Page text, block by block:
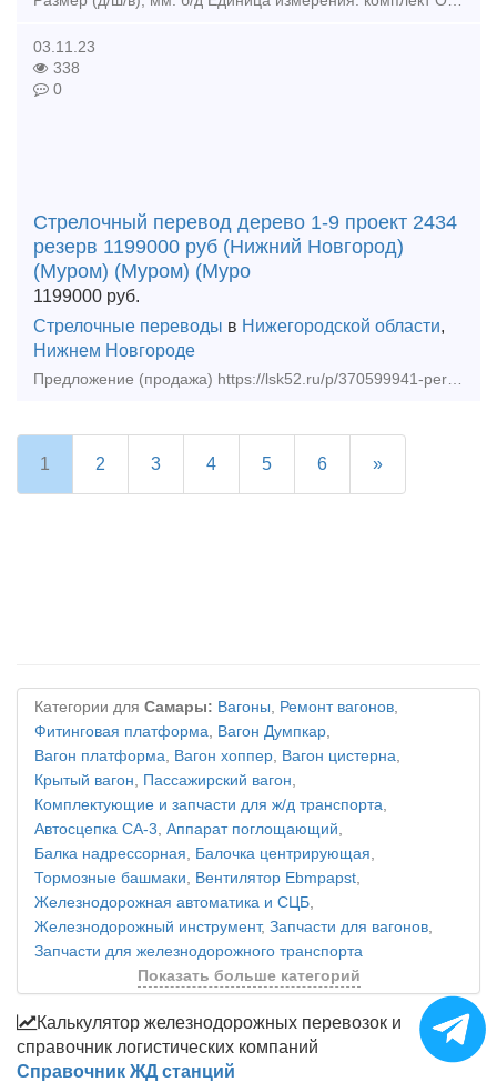
03.11.23
338
0
Стрелочный перевод дерево 1-9 проект 2434
резерв 1199000 руб (Нижний Новгород)
(Муром) (Муром) (Муро
1199000 руб.
Стрелочные переводы в Нижегородской области,
Нижнем Новгороде
1 2 3 4 5 6 »
Категории для Самары: Вагоны, Ремонт вагонов,
Фитинговая платформа, Вагон Думпкар,
Вагон платформа, Вагон хоппер, Вагон цистерна,
Крытый вагон, Пассажирский вагон,
Комплектующие и запчасти для ж/д транспорта,
Автосцепка СА-3, Аппарат поглощающий,
Балка надрессорная, Балочка центрирующая,
Тормозные башмаки, Вентилятор Ebmpapst,
Железнодорожная автоматика и СЦБ,
Железнодорожный инструмент, Запчасти для вагонов,
Запчасти для железнодорожного транспорта
Показать больше категорий
Калькулятор железнодорожных перевозок и
справочник логистических компаний
Справочник ЖД станций